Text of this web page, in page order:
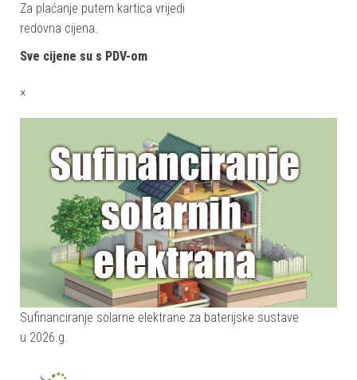
Za plaćanje putem kartica vrijedi
redovna cijena.
Sve cijene su s PDV-om
×
Sufinanciranje solarne elektrane za baterijske sustave
u 2026.g.